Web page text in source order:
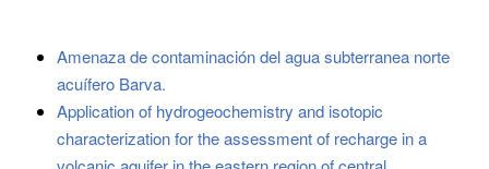
Amenaza de contaminación del agua subterranea norte
acuífero Barva.
Application of hydrogeochemistry and isotopic
characterization for the assessment of recharge in a